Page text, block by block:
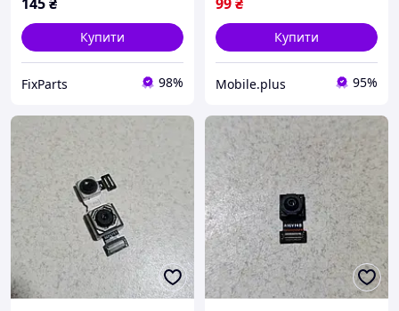
Купити
FixParts 98%
Купити
Mobile.plus 95%